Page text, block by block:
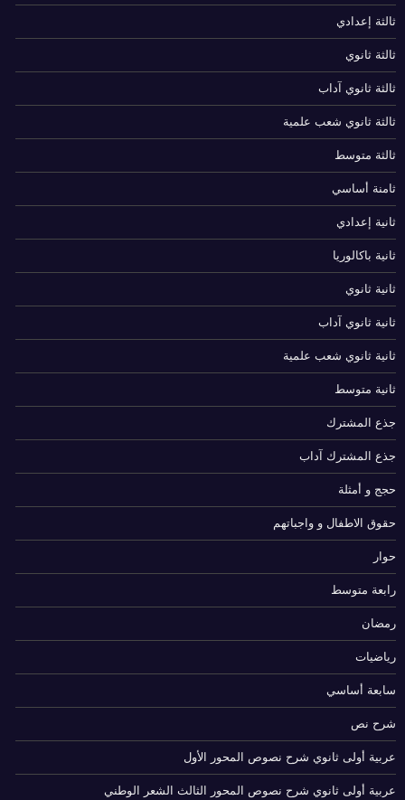
ثالثة إعدادي
ثالثة ثانوي
ثالثة ثانوي آداب
ثالثة ثانوي شعب علمية
ثالثة متوسط
ثامنة أساسي
ثانية إعدادي
ثانية باكالوريا
ثانية ثانوي
ثانية ثانوي آداب
ثانية ثانوي شعب علمية
ثانية متوسط
جذع المشترك
جذع المشترك آداب
حجج و أمثلة
حقوق الاطفال و واجباتهم
حوار
رابعة متوسط
رمضان
رياضيات
سابعة أساسي
شرح نص
عربية أولى ثانوي شرح نصوص المحور الأول
عربية أولى ثانوي شرح نصوص المحور الثالث الشعر الوطني